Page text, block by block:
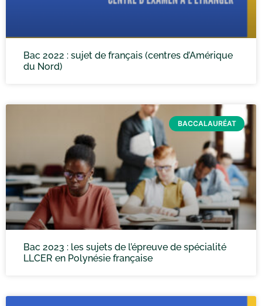
Bac 2022 : sujet de français (centres d’Amérique
du Nord)
BACCALAURÉAT
Bac 2023 : les sujets de l’épreuve de spécialité
LLCER en Polynésie française